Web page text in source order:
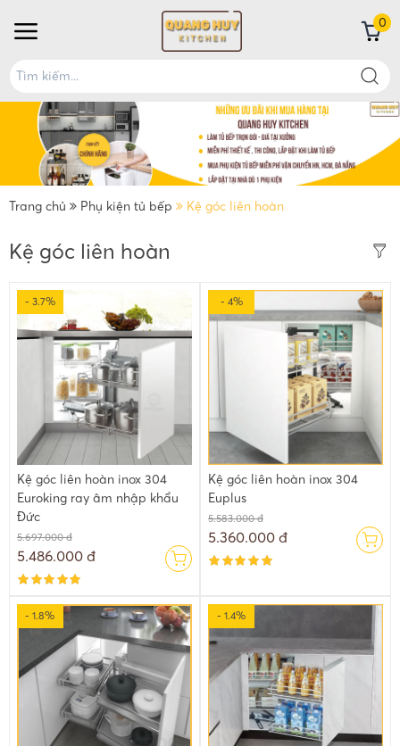
0
Trang chủ Phụ kiện tủ bếp Kệ góc liên hoàn
Kệ góc liên hoàn
- 3.7%
Kệ góc liên hoàn inox 304
Euroking ray âm nhập khẩu
Đức
5.697.000 đ
5.486.000 đ
- 4%
Kệ góc liên hoàn inox 304
Euplus
5.583.000 đ
5.360.000 đ
- 1.8% - 1.4%